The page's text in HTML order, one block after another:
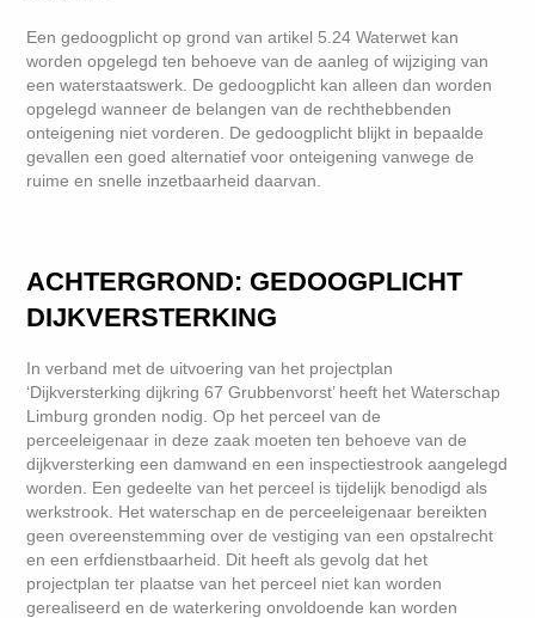
Een gedoogplicht op grond van artikel 5.24 Waterwet kan
worden opgelegd ten behoeve van de aanleg of wijziging van
een waterstaatswerk. De gedoogplicht kan alleen dan worden
opgelegd wanneer de belangen van de rechthebbenden
onteigening niet vorderen. De gedoogplicht blijkt in bepaalde
gevallen een goed alternatief voor onteigening vanwege de
ruime en snelle inzetbaarheid daarvan.
ACHTERGROND: GEDOOGPLICHT
DIJKVERSTERKING
In verband met de uitvoering van het projectplan
‘Dijkversterking dijkring 67 Grubbenvorst’ heeft het Waterschap
Limburg gronden nodig. Op het perceel van de
perceeleigenaar in deze zaak moeten ten behoeve van de
dijkversterking een damwand en een inspectiestrook aangelegd
worden. Een gedeelte van het perceel is tijdelijk benodigd als
werkstrook. Het waterschap en de perceeleigenaar bereikten
geen overeenstemming over de vestiging van een opstalrecht
en een erfdienstbaarheid. Dit heeft als gevolg dat het
projectplan ter plaatse van het perceel niet kan worden
gerealiseerd en de waterkering onvoldoende kan worden